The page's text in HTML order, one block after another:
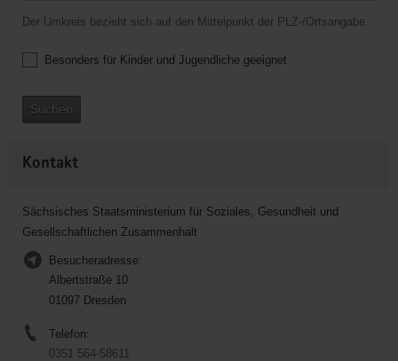
Der Umkreis bezieht sich auf den Mittelpunkt der PLZ-/Ortsangabe.
Besonders für Kinder und Jugendliche geeignet
Suchen
Kontakt
Sächsisches Staatsministerium für Soziales, Gesundheit und
Gesellschaftlichen Zusammenhalt
Besucheradresse:
Albertstraße 10
01097 Dresden
Telefon:
0351 564-58611